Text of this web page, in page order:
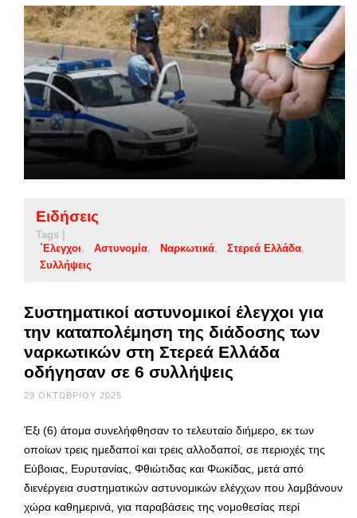
Ειδήσεις
Tags |
΄Ελεγχοι
Αστυνομία Ναρκωτικά
Στερεά Ελλάδα
Συλλήψεις
Συστηματικοί αστυνομικοί έλεγχοι για
την καταπολέμηση της διάδοσης των
ναρκωτικών στη Στερεά Ελλάδα
οδήγησαν σε 6 συλλήψεις
29 ΟΚΤΩΒΡΊΟΥ 2025
Έξι (6) άτομα συνελήφθησαν το τελευταίο διήμερο, εκ των
οποίων τρεις ημεδαποί και τρεις αλλοδαποί, σε περιοχές της
Εύβοιας, Ευρυτανίας, Φθιώτιδας και Φωκίδας, μετά από
διενέργεια συστηματικών αστυνομικών ελέγχων που λαμβάνουν
χώρα καθημερινά, για παραβάσεις της νομοθεσίας περί